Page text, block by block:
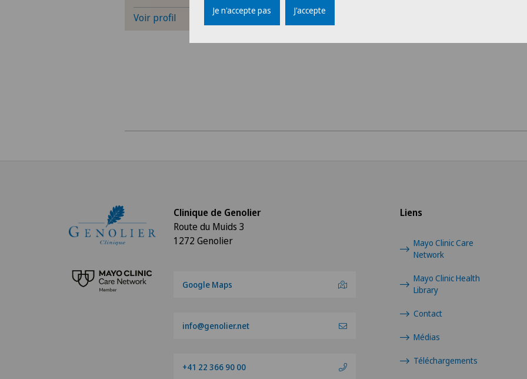
Arthrose de la cheville
Cardiologie
Check-up
Voir profil
Liens
Mayo Clinic Care
Network
Mayo Clinic Health
Library
Contact
Médias
Téléchargements
Clinique de Genolier
Route du Muids 3
1272 Genolier
Google Maps
info@genolier.net
+41 22 366 90 00
Je n'accepte pas J'accepte